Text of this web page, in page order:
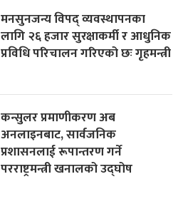
मनसुनजन्य विपद् व्यवस्थापनका
लागि २६ हजार सुरक्षाकर्मी र आधुनिक
प्रविधि परिचालन गरिएको छः गृहमन्त्री
कन्सुलर प्रमाणीकरण अब
अनलाइनबाट, सार्वजनिक
प्रशासनलाई रूपान्तरण गर्ने
परराष्ट्रमन्त्री खनालको उद्घोष